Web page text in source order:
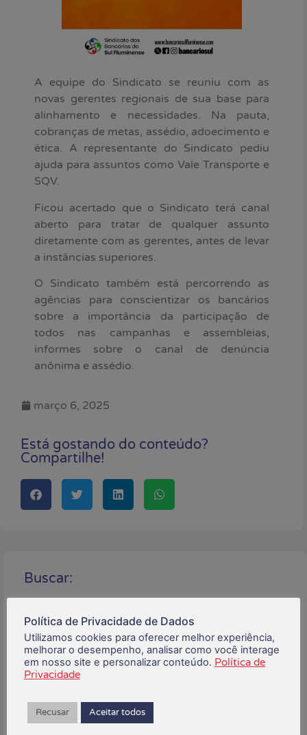
A equipe do Sindicato se reuniu com as
novas gerentes regionais de sua base para
alinhamento e necessidades. Na pauta,
cobranças de metas, assédio, adoecimento e
ética. A representante do Sindicato pediu
ajuda para assuntos como Vale Transporte e
SQV.
Ficou acertado que o Sindicato terá canal
aberto para tratar de qualquer assunto
diretamente com as gerentes, antes de levar
a instâncias superiores.
O Sindicato também está percorrendo as
agências para conscientizar os bancários
sobre a importância da participação de
todos nas campanhas e assembleias,
informes sobre o canal de denúncia
anônima e assédio.
março 6, 2025
Está gostando do conteúdo?
Compartilhe!
Buscar:
Posts Recentes:
Política de Privacidade de Dados
Utilizamos cookies para oferecer melhor experiência,
melhorar o desempenho, analisar como você interage
em nosso site e personalizar conteúdo. Política de
Privacidade
Recusar Aceitar todos